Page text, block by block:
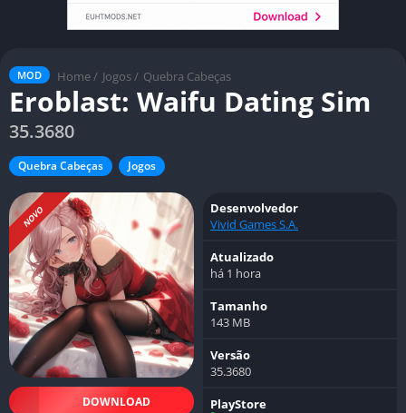
MOD Home / Jogos / Quebra Cabeças
Eroblast: Waifu Dating Sim
35.3680
Quebra Cabeças Jogos
NOVO
DOWNLOAD
Desenvolvedor
Vivid Games S.A.
Atualizado
há 1 hora
Tamanho
143 MB
Versão
35.3680
PlayStore